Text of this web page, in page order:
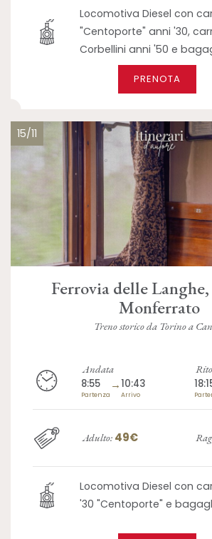
Locomotiva Diesel con
"Centoporte" anni '30,
Corbellini anni '50 e
PRENOTA
15/11
Ferrovia delle
Monferrato
Treno storico da Torino a
Andata
8:55
Partenza
→10:43
Arrivo
Adulto: 49€
Locomotiva Diesel con
'30 "Centoporte" e